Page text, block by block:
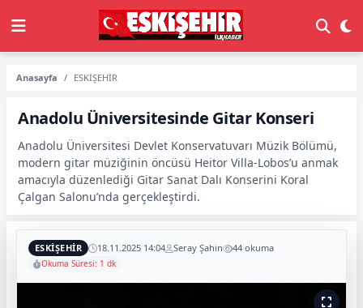
Anasayfa ESKİŞEHİR
Anadolu Üniversitesinde Gitar Konseri
Anadolu Üniversitesi Devlet Konservatuvarı Müzik Bölümü,
modern gitar müziğinin öncüsü Heitor Villa-Lobos’u anmak
amacıyla düzenlediği Gitar Sanat Dalı Konserini Koral
Çalgan Salonu’nda gerçekleştirdi.
ESKİŞEHİR 18.11.2025 14:04 Seray Şahin 44 okuma
Okuma Süresi: 1 dk